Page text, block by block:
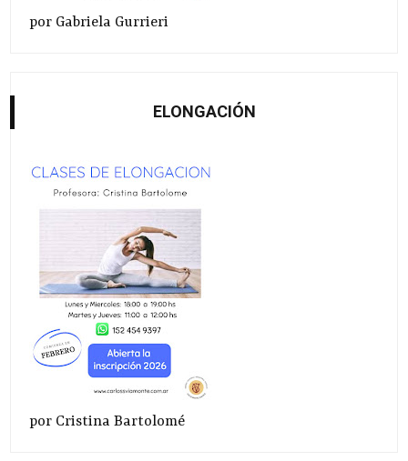
por Gabriela Gurrieri
ELONGACIÓN
por Cristina Bartolomé